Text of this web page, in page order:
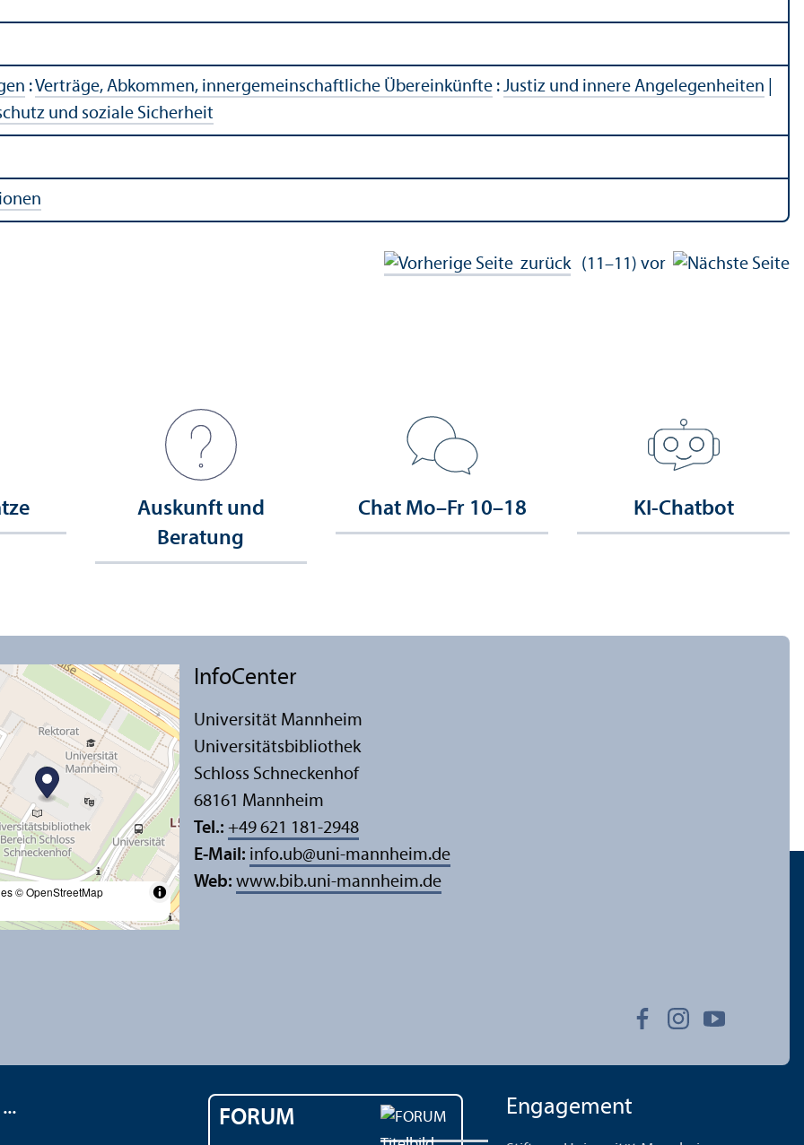
:Verträge, Abkommen, innergemeinschaft­liche Über­einkünfte : Justiz und innere Angelegenheiten
und soziale Sicherheit
zurück(11–11) vor
Auskunft und
Beratung
Chat Mo–Fr 10–18 KI-Chatbot
© OpenStreetMap
InfoCenter
Universität Mannheim
Universitäts­bibliothek
Schloss Schneckenhof
68161 Mannheim
Tel.: +49 621 181-2948
E-Mail: info.ub@uni-mannheim.de
Web: www.bib.uni-mannheim.de
FORUM Engagement